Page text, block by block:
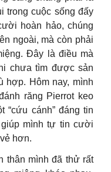
trong cuộc sống đấy
hoàn hảo, chúng
ngoài, mà còn phải
Đây là điều mà
chưa tìm được sản
hợp. Hôm nay, mình
răng Pierrot keo
“cứu cánh” đáng tin
mình tự tin cười
hơn.
thân mình đã thử rất